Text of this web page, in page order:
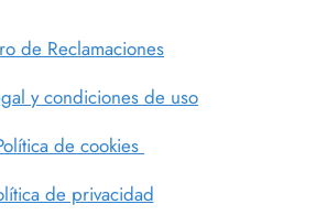
de Reclamaciones
y condiciones de uso
de cookies
de privacidad